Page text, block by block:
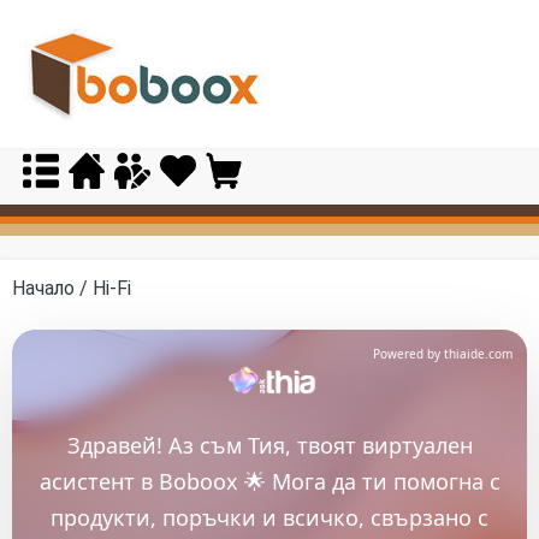
content
Начало / Hi-Fi
Powered by thiaide.com
Здравей! Аз съм Тия, твоят виртуален
асистент в Boboox 🌟 Мога да ти помогна с
продукти, поръчки и всичко, свързано с